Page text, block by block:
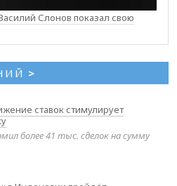
Слонов показал свою
>
ставок стимулирует
более 41 тыс. сделок на сумму